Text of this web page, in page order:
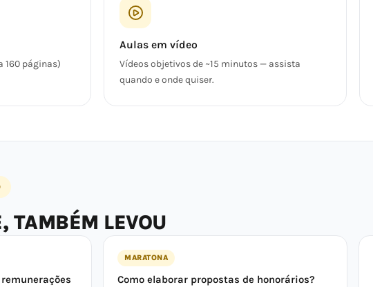
160 páginas)
Aulas em vídeo
Vídeos objetivos de ~15 minutos — assista
quando e onde quiser.
TAMBÉM LEVOU
MARATONA
Como elaborar propostas de honorários?